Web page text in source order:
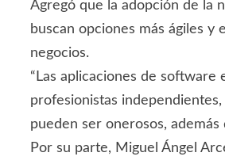
Agregó que la adopción de la
buscan opciones más ágiles
negocios.
“Las aplicaciones de
profesionistas
pueden ser onerosos,
Por su parte, Miguel Ángel